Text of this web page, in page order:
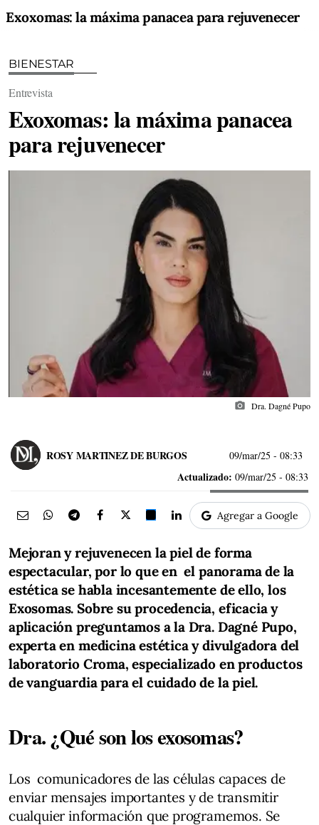
Exoxomas: la máxima panacea para rejuvenecer
BIENESTAR
Entrevista
Exoxomas: la máxima panacea
para rejuvenecer
photo_camera Dra. Dagné Pupo
ROSY MARTINEZ DE BURGOS 09/mar/25 - 08:33
Actualizado: 09/mar/25 - 08:33
Agregar a Google
Mejoran y rejuvenecen la piel de forma
espectacular, por lo que en el panorama de la
estética se habla incesantemente de ello, los
Exosomas. Sobre su procedencia, eficacia y
aplicación preguntamos a la Dra. Dagné Pupo,
experta en medicina estética y divulgadora del
laboratorio Croma, especializado enproductos
de vanguardia para el cuidado de la piel.
Dra.¿Qué son los exosomas?
Los comunicadores de las células capaces de
enviar mensajes importantes y de transmitir
cualquier información que programemos. Se